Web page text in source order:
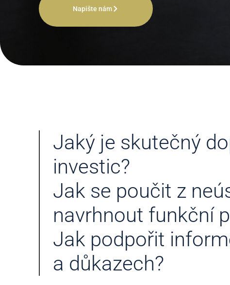
Napište nám
Jaký je skutečný
investic?
Jak se poučit z
navrhnout funkční
Jak podpořit
a důkazech?